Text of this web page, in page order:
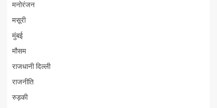
मनोरंजन
मसूरी
मुंबई
मौसम
राजधानी दिल्ली
राजनीति
रुड़की